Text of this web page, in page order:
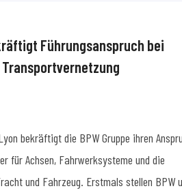
Führungsanspruch bei
bekräftigt die BPW Gruppe ihren
für Achsen, Fahrwerksysteme und die
und Fahrzeug. Erstmals stellen BPW